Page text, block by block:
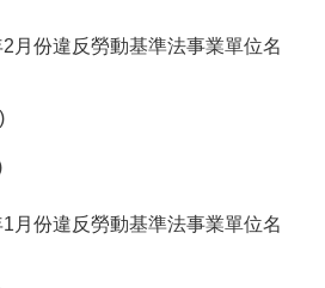
月份違反勞動基準法事業單位名
月份違反勞動基準法事業單位名